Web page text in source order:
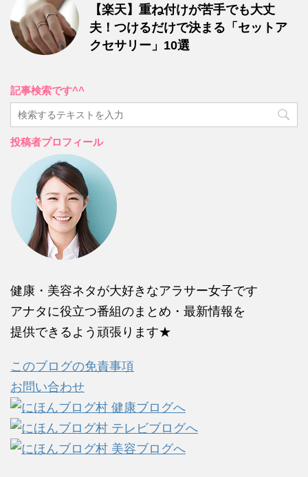
【楽天】重ね付けが苦手でも大丈
夫！つけるだけで決まる「セットア
クセサリー」10選
記事検索です^^
投稿者プロフィール
健康・美容ネタが大好きなアラサー女子です
アナタに役立つ番組のまとめ・最新情報を
提供できるよう頑張ります★
このブログの免責事項
お問い合わせ